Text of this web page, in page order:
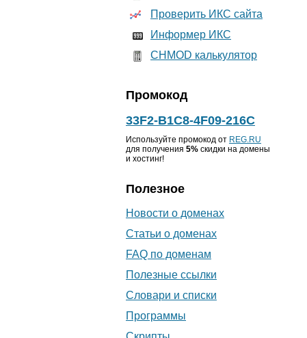
Проверить ИКС сайта
Информер ИКС
CHMOD калькулятор
Промокод
33F2-B1C8-4F09-216C
Используйте промокод от REG.RU
для получения 5% скидки на домены
и хостинг!
Полезное
Новости о доменах
Статьи о доменах
FAQ по доменам
Полезные ссылки
Словари и списки
Программы